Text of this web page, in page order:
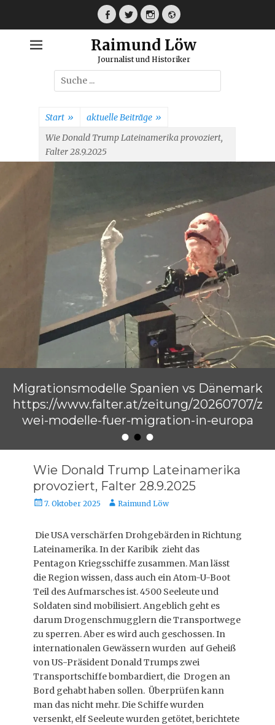
Facebook
TwitterInstagramWebseite
Raimund Löw
Journalist und Historiker
Suche
nach:
Start » aktuelle Beiträge »
Wie Donald Trump Lateinamerika provoziert,
Falter 28.9.2025
•••
Migrationsmodelle Spanien vs Dänemark
https://www.falter.at/zeitung/20260707/z
wei-modelle-fuer-migration-in-europa
Raimund Löw
Wie Donald Trump Lateinamerika
provoziert, Falter 28.9.2025
Veröffentlicht
7. Oktober 2025 AutorRaimund Löw
Die USA verschärfen Drohgebärden in Richtung
Lateinamerika. In der Karibik zieht das
Pentagon Kriegsschiffe zusammen. Man lässt
die Region wissen, dass auch ein Atom-U-Boot
Teil des Aufmarsches ist. 4500 Seeleute und
Soldaten sind mobilisiert. Angeblich geht es
darum Drogenschmugglern die Transportwege
zu sperren. Aber es wird auch geschossen. In
internationalen Gewässern wurden auf Geheiß
von US-Präsident Donald Trumps zwei
Transportschiffe bombardiert, die Drogen an
Bord gehabt haben sollen. Überprüfen kann
man das nicht mehr. Die Schiffe wurden
versenkt, elf Seeleute wurden getötet, berichtete